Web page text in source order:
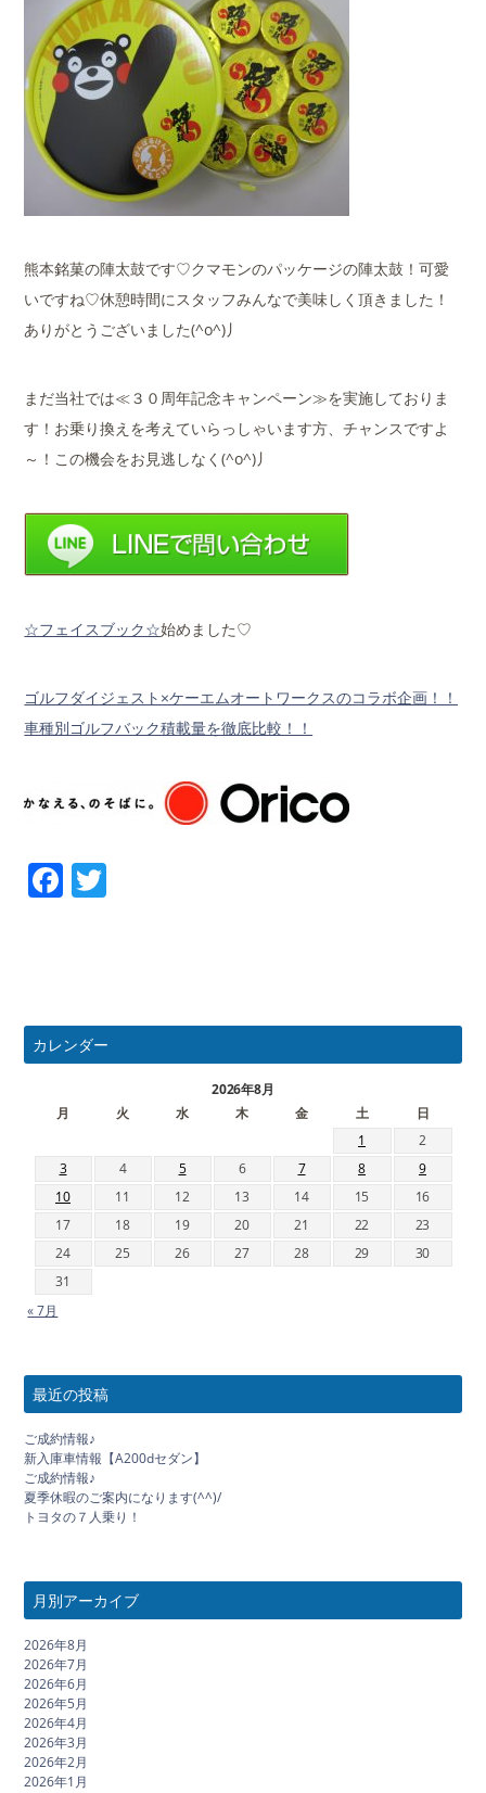
熊本銘菓の陣太鼓です♡クマモンのパッケージの陣太鼓！可愛
いですね♡休憩時間にスタッフみんなで美味しく頂きました！
ありがとうございました(^o^)丿
まだ当社では≪３０周年記念キャンペーン≫を実施しておりま
す！お乗り換えを考えていらっしゃいます方、チャンスですよ
～！この機会をお見逃しなく(^o^)丿
☆フェイスブック☆始めました♡
ゴルフダイジェスト×ケーエムオートワークスのコラボ企画！！
車種別ゴルフバック積載量を徹底比較！！
Facebook
カレンダー
2026年8月
月
火 水 木 金 土
日
1
2
3
4 5 6 7 8
9
10
11 12 13 14 15
16
17
18 19 20 21 22
23
24
25 26 27 28 29
30
31
« 7月
最近の投稿
ご成約情報♪
新入庫車情報【A200dセダン】
ご成約情報♪
夏季休暇のご案内になります(^^)/
トヨタの７人乗り！
月別アーカイブ
2026年8月
2026年7月
2026年6月
2026年5月
2026年4月
2026年3月
2026年2月
2026年1月